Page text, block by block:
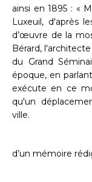
ainsi en 1895 : «
Luxeuil, d'après
d’œuvre de la
Bérard,
du Grand
époque, en
exécute en ce
qu'un
ville.
(Source :
d’un mémoire